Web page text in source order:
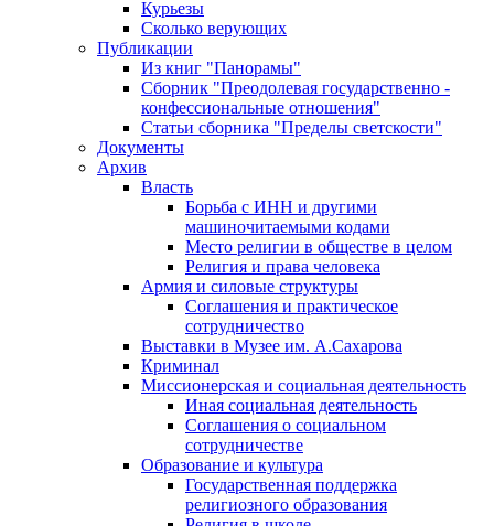
Курьезы
Сколько верующих
Публикации
Из книг "Панорамы"
Сборник "Преодолевая государственно -
конфессиональные отношения"
Статьи сборника "Пределы светскости"
Документы
Архив
Власть
Борьба с ИНН и другими
машиночитаемыми кодами
Место религии в обществе в целом
Религия и права человека
Армия и силовые структуры
Соглашения и практическое
сотрудничество
Выставки в Музее им. А.Сахарова
Криминал
Миссионерская и социальная деятельность
Иная социальная деятельность
Соглашения о социальном
сотрудничестве
Образование и культура
Государственная поддержка
религиозного образования